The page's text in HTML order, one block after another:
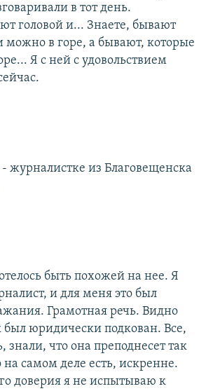
в тот день.
головой и... Знаете, бывают
в горе, а бывают, которые
Я с ней с удовольствием
- журналистке из Благовещенска
быть похожей на нее. Я
и для меня это был
Грамотная речь. Видно
был юридически подкован. Все,
знали, что она преподнесет так
на самом деле есть, искренне.
доверия я не испытываю к